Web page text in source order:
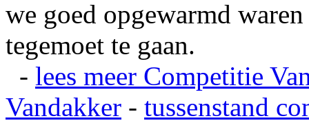
we goed opgewarmd
tegemoet te gaan.
- lees meer Competitie
Vandakker - tussenstand